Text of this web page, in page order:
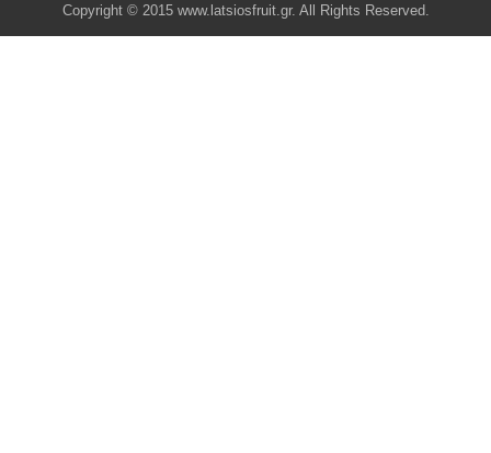
Copyright © 2015 www.latsiosfruit.gr. All Rights Reserved.